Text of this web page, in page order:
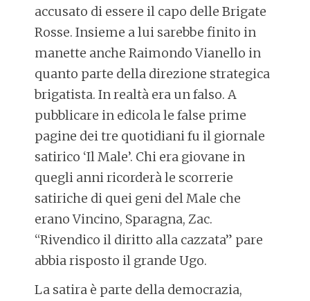
accusato di essere il capo delle Brigate
Rosse. Insieme a lui sarebbe finito in
manette anche Raimondo Vianello in
quanto parte della direzione strategica
brigatista. In realtà era un falso. A
pubblicare in edicola le false prime
pagine dei tre quotidiani fu il giornale
satirico ‘Il Male’. Chi era giovane in
quegli anni ricorderà le scorrerie
satiriche di quei geni del Male che
erano Vincino, Sparagna, Zac.
“Rivendico il diritto alla cazzata” pare
abbia risposto il grande Ugo.
La satira è parte della democrazia,